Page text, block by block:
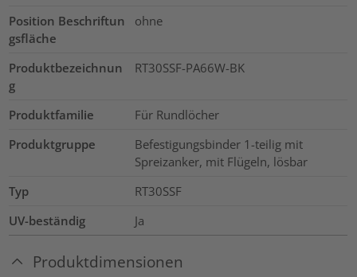
Position Beschriftun
gsfläche
ohne
Produktbezeichnun
g
RT30SSF-PA66W-BK
Produktfamilie
Für Rundlöcher
Produktgruppe
Befestigungsbinder 1-teilig mit
Spreizanker, mit Flügeln, lösbar
Typ
RT30SSF
UV-beständig
Ja
Produktdimensionen